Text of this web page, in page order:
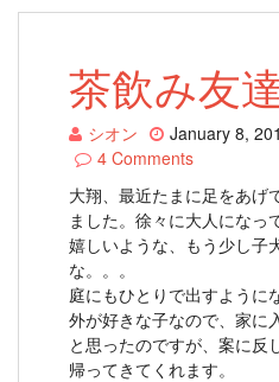
茶飲み友達
シオン January 8,
4 Comments
大翔、最近たまに足をあげ
ました。徐々に大人になっ
嬉しいような、もう少し子
な。。。
庭にもひとりで出すように
外が好きな子なので、家に
と思ったのですが、案に反
帰ってきてくれます。